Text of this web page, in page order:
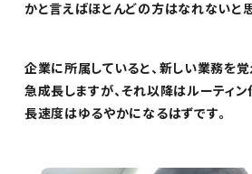
かと言えばほとんどの方はなれないと
企業に所属していると、新しい業務を
急成長しますが、それ以降はルーティン
長速度はゆるやかになるはずです。